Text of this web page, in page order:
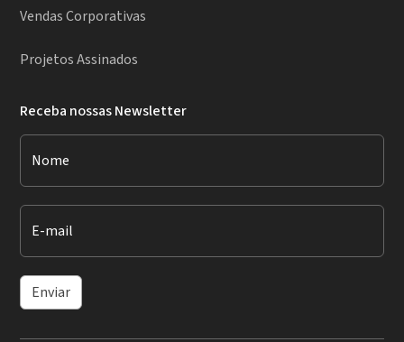
Vendas Corporativas
Projetos Assinados
Receba nossas Newsletter
Nome
E-mail
Enviar